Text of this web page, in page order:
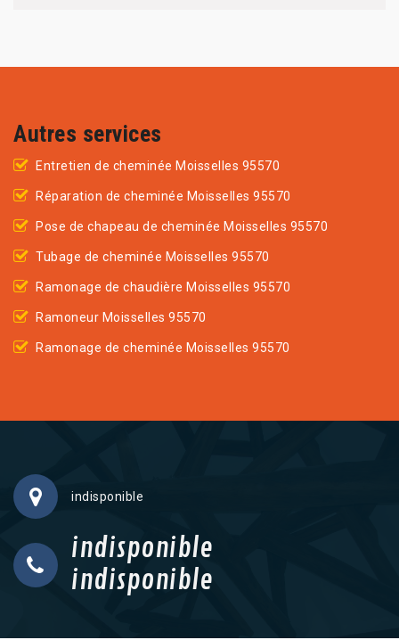
Autres services
Entretien de cheminée Moisselles 95570
Réparation de cheminée Moisselles 95570
Pose de chapeau de cheminée Moisselles 95570
Tubage de cheminée Moisselles 95570
Ramonage de chaudière Moisselles 95570
Ramoneur Moisselles 95570
Ramonage de cheminée Moisselles 95570
indisponible
indisponible
indisponible